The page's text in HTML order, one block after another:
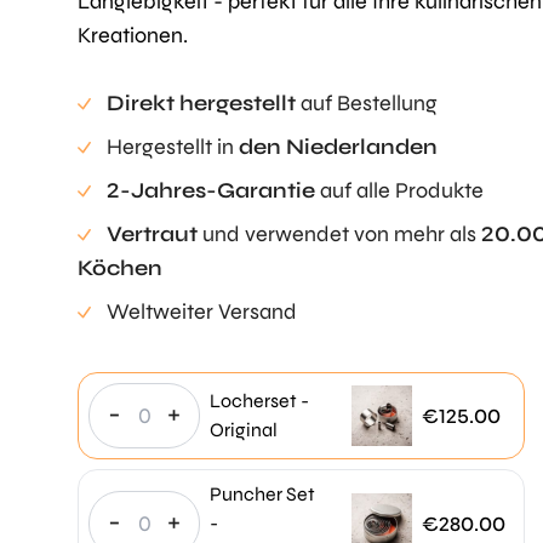
Kreationen.
Direkt hergestelltauf Bestellung
Hergestellt in den Niederlanden
2-Jahres-Garantieauf alle Produkte
Vertraut und verwendet von mehr als
Köchen
Weltweiter Versand
- +
Locherset -
Original
€125.00
- +
Puncher Set
-
€280.00